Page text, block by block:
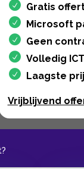
Gratis
Microsoft
Geen
Volledig
Laagste
Vrijblijvend